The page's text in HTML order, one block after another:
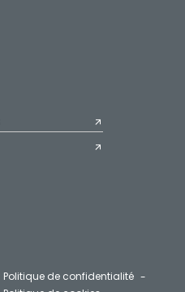
Politique de confidentialité